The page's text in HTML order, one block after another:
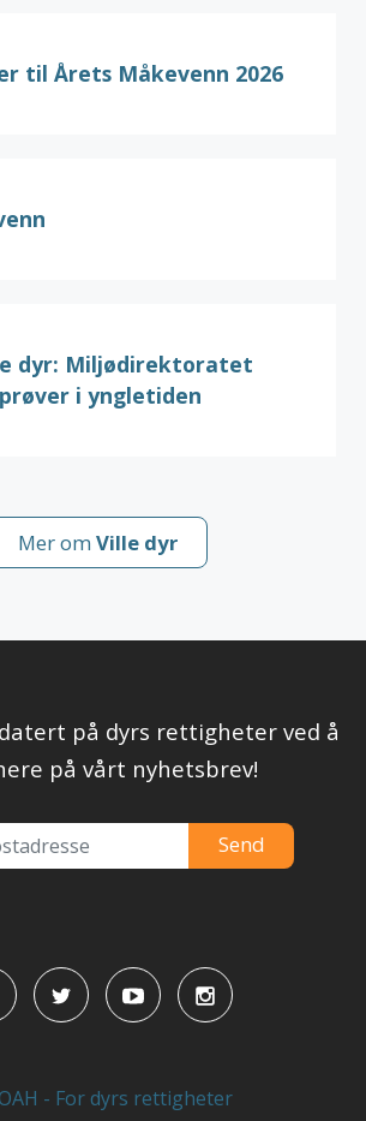
til Årets Måkevenn 2026
dyr: Miljødirektoratet
i yngletiden
Mer om Ville dyr
på dyrs rettigheter ved å
på vårt nyhetsbrev!